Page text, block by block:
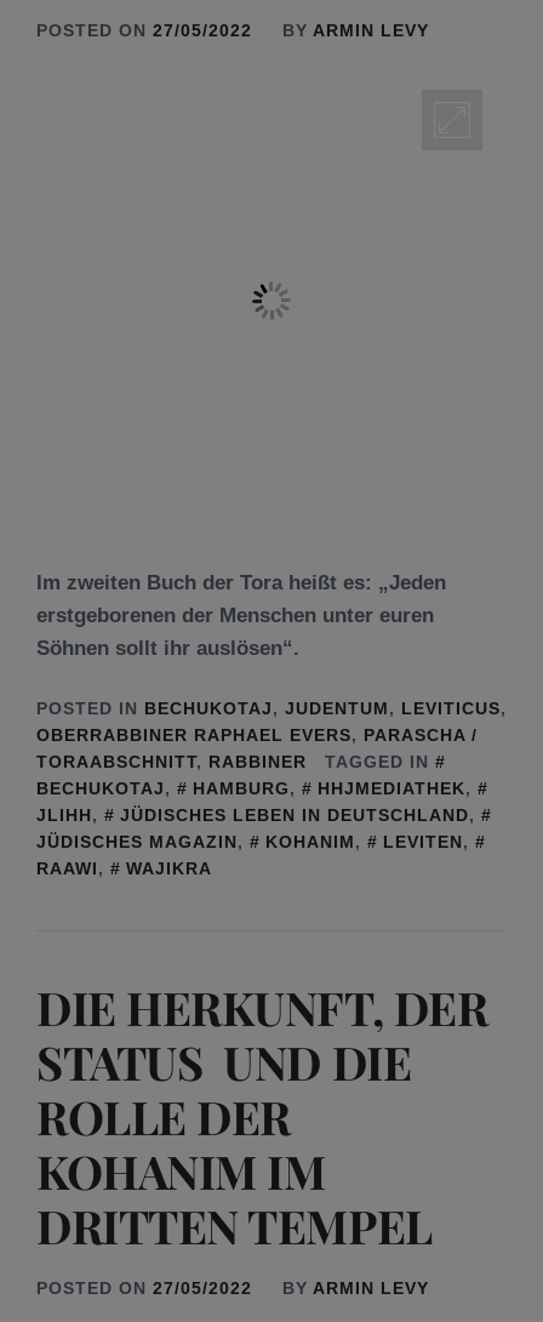
POSTED ON 27/05/2022 BY ARMIN LEVY
Im zweiten Buch der Tora heißt es: „Jeden
erstgeborenen der Menschen unter euren
Söhnen sollt ihr auslösen“.
POSTED IN BECHUKOTAJ, JUDENTUM, LEVITICUS,
OBERRABBINER RAPHAEL EVERS, PARASCHA /
TORAABSCHNITT, RABBINER
TAGGED IN
BECHUKOTAJ, HAMBURG, HHJMEDIATHEK,
JLIHH, JÜDISCHES LEBEN IN DEUTSCHLAND,
JÜDISCHES MAGAZIN, KOHANIM, LEVITEN,
RAAWI, WAJIKRA
DIE HERKUNFT, DER
STATUS UND DIE
ROLLE DER
KOHANIM IM
DRITTEN TEMPEL
POSTED ON 27/05/2022 BY ARMIN LEVY